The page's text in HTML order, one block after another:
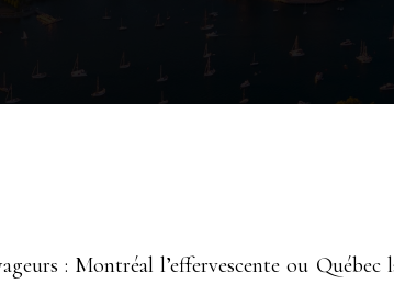
: Montréal l’effervescente ou